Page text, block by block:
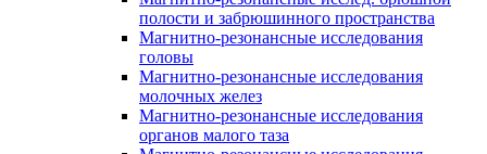
полости и забрюшинного пространства
Магнитно-резонансные исследования
головы
Магнитно-резонансные исследования
молочных желез
Магнитно-резонансные исследования
органов малого таза